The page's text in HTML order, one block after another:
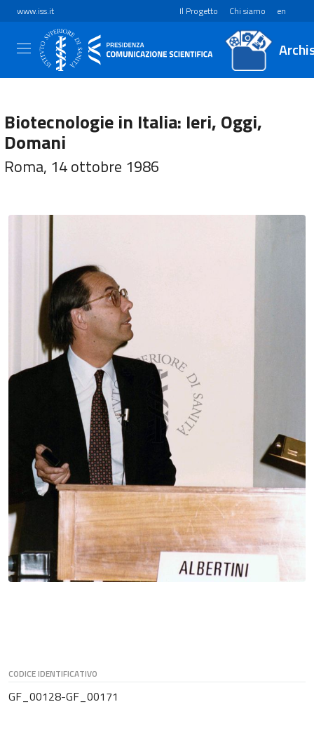
www.iss.it Il Progetto Chi siamo en
Biotecnologie in Italia: Ieri, Oggi,
Domani
Roma, 14 ottobre 1986
CODICE IDENTIFICATIVO
GF_00128-GF_00171